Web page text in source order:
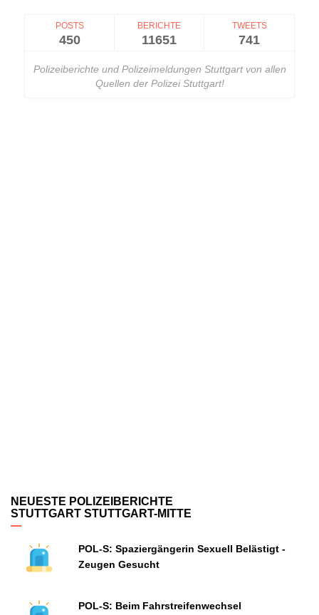
POSTS
450
BERICHTE
11651
TWEETS
741
Polizeiberichte und Polizeimeldungen Stuttgart von allen
Quellen der Polizei Stuttgart!
NEUESTE POLIZEIBERICHTE
STUTTGART STUTTGART-MITTE
POL-S: Spaziergängerin Sexuell Belästigt -
Zeugen Gesucht
POL-S: Beim Fahrstreifenwechsel